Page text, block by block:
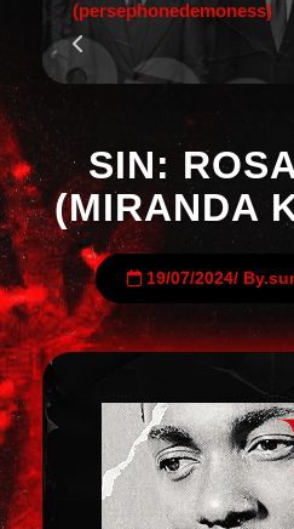
(persephonedemoness)
SIN:
(MIRANDA
19/07/2024/